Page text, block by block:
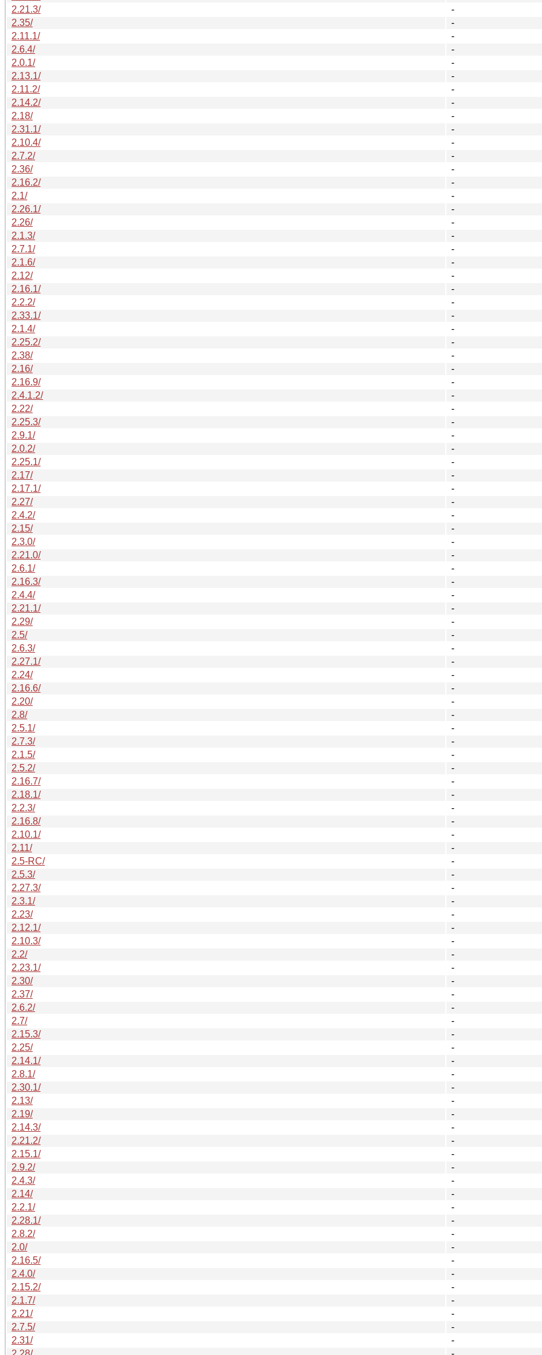
2.21.3/
-
2.35/
-
2.11.1/
-
2.6.4/
-
2.0.1/
-
2.13.1/
-
2.11.2/
-
2.14.2/
-
2.18/
-
2.31.1/
-
2.10.4/
-
2.7.2/
-
2.36/
-
2.16.2/
-
2.1/
-
2.26.1/
-
2.26/
-
2.1.3/
-
2.7.1/
-
2.1.6/
-
2.12/
-
2.16.1/
-
2.2.2/
-
2.33.1/
-
2.1.4/
-
2.25.2/
-
2.38/
-
2.16/
-
2.16.9/
-
2.4.1.2/
-
2.22/
-
2.25.3/
-
2.9.1/
-
2.0.2/
-
2.25.1/
-
2.17/
-
2.17.1/
-
2.27/
-
2.4.2/
-
2.15/
-
2.3.0/
-
2.21.0/
-
2.6.1/
-
2.16.3/
-
2.4.4/
-
2.21.1/
-
2.29/
-
2.5/
-
2.6.3/
-
2.27.1/
-
2.24/
-
2.16.6/
-
2.20/
-
2.8/
-
2.5.1/
-
2.7.3/
-
2.1.5/
-
2.5.2/
-
2.16.7/
-
2.18.1/
-
2.2.3/
-
2.16.8/
-
2.10.1/
-
2.11/
-
2.5-RC/
-
2.5.3/
-
2.27.3/
-
2.3.1/
-
2.23/
-
2.12.1/
-
2.10.3/
-
2.2/
-
2.23.1/
-
2.30/
-
2.37/
-
2.6.2/
-
2.7/
-
2.15.3/
-
2.25/
-
2.14.1/
-
2.8.1/
-
2.30.1/
-
2.13/
-
2.19/
-
2.14.3/
-
2.21.2/
-
2.15.1/
-
2.9.2/
-
2.4.3/
-
2.14/
-
2.2.1/
-
2.28.1/
-
2.8.2/
-
2.0/
-
2.16.5/
-
2.4.0/
-
2.15.2/
-
2.1.7/
-
2.21/
-
2.7.5/
-
2.31/
-